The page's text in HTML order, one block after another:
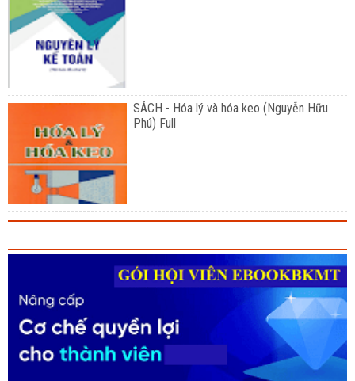
SÁCH - Hóa lý và hóa keo (Nguyễn Hữu
Phú) Full